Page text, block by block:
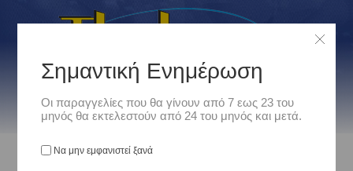
Σημαντική Ενημέρωση
Οι παραγγελίες που θα γίνουν από 7 εως 23 του
μηνός θα εκτελεστούν από 24 του μηνός και μετά.
Να μην εμφανιστεί ξανά